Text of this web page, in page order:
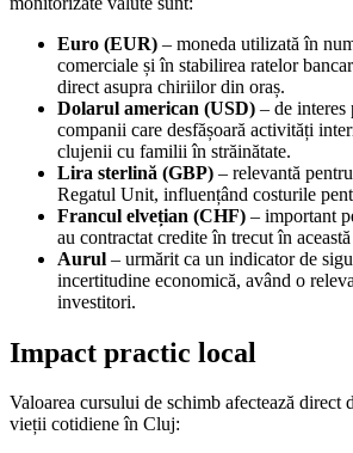
Euro (EUR) – moneda utilizată în
comerciale și în stabilirea ratelor
direct asupra chiriilor din oraș.
Dolarul american (USD) – de interes
companii care desfășoară activități
clujenii cu familii în străinătate.
Lira sterlină (GBP) – relevantă
Regatul Unit, influențând costurile
Francul elvețian (CHF) – important
au contractat credite în trecut în
Aurul – urmărit ca un indicator de
incertitudine economică, având o
investitori.
Impact practic local
Valoarea cursului de schimb afectează direct
vieții cotidiene în Cluj: